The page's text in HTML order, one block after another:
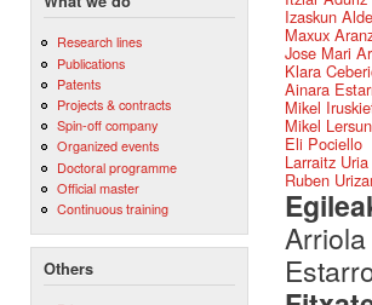
Research lines
Publications
Patents
Projects & contracts
Spin-off company
Organized events
Doctoral programme
Official master
Continuous training
Others
Izaskun
Maxux
Jose Mari
Klara
Ainara
Mikel
Mikel
Eli Pociello
Larraitz Uria
Ruben